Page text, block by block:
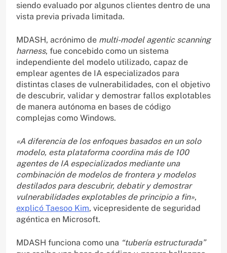
siendo evaluado por algunos clientes dentro de una
vista previa privada limitada.
MDASH, acrónimo de multi-model agentic scanning
harness, fue concebido como un sistema
independiente del modelo utilizado, capaz de
emplear agentes de IA especializados para
distintas clases de vulnerabilidades, con el objetivo
de descubrir, validar y demostrar fallos explotables
de manera autónoma en bases de código
complejas como Windows.
«A diferencia de los enfoques basados en un solo
modelo, esta plataforma coordina más de 100
agentes de IA especializados mediante una
combinación de modelos de frontera y modelos
destilados para descubrir, debatir y demostrar
vulnerabilidades explotables de principio a fin»,
explicó Taesoo Kim, vicepresidente de seguridad
agéntica en Microsoft.
MDASH funciona como una “tubería estructurada”